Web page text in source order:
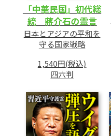
「中華民国」初代総
統 蔣介石の霊言
日本とアジアの平和を
守る国家戦略
1,540円(税込)
四六判